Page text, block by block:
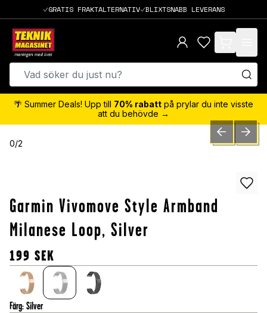
GRATIS FRAKTALTERNATIV BLIXTSNABB LEVERANS
items in cart,
🌴 Summer Deals! Upp till 70% rabatt på prylar du inte visste
att du behövde →
0/2 PREVIOUSNEXT
Garmin Vivomove Style Armband
Milanese Loop, Silver
199 SEK
Färg: Silver